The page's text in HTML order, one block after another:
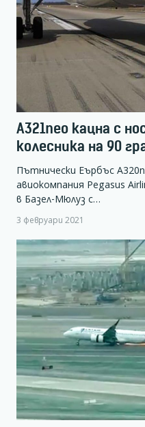
A321neo кацна с
колесника на 90
Пътнически Еърбъс
авиокомпания Pegasus
в Базел-Мюлуз с…
3 февруари 2021